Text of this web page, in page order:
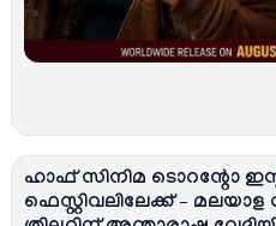
ഹാഫ് സിനിമ ടൊറന്റോ
ഫെസ്റ്റിവലിലേക്ക് –